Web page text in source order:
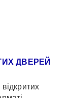
ДВЕРЕЙ